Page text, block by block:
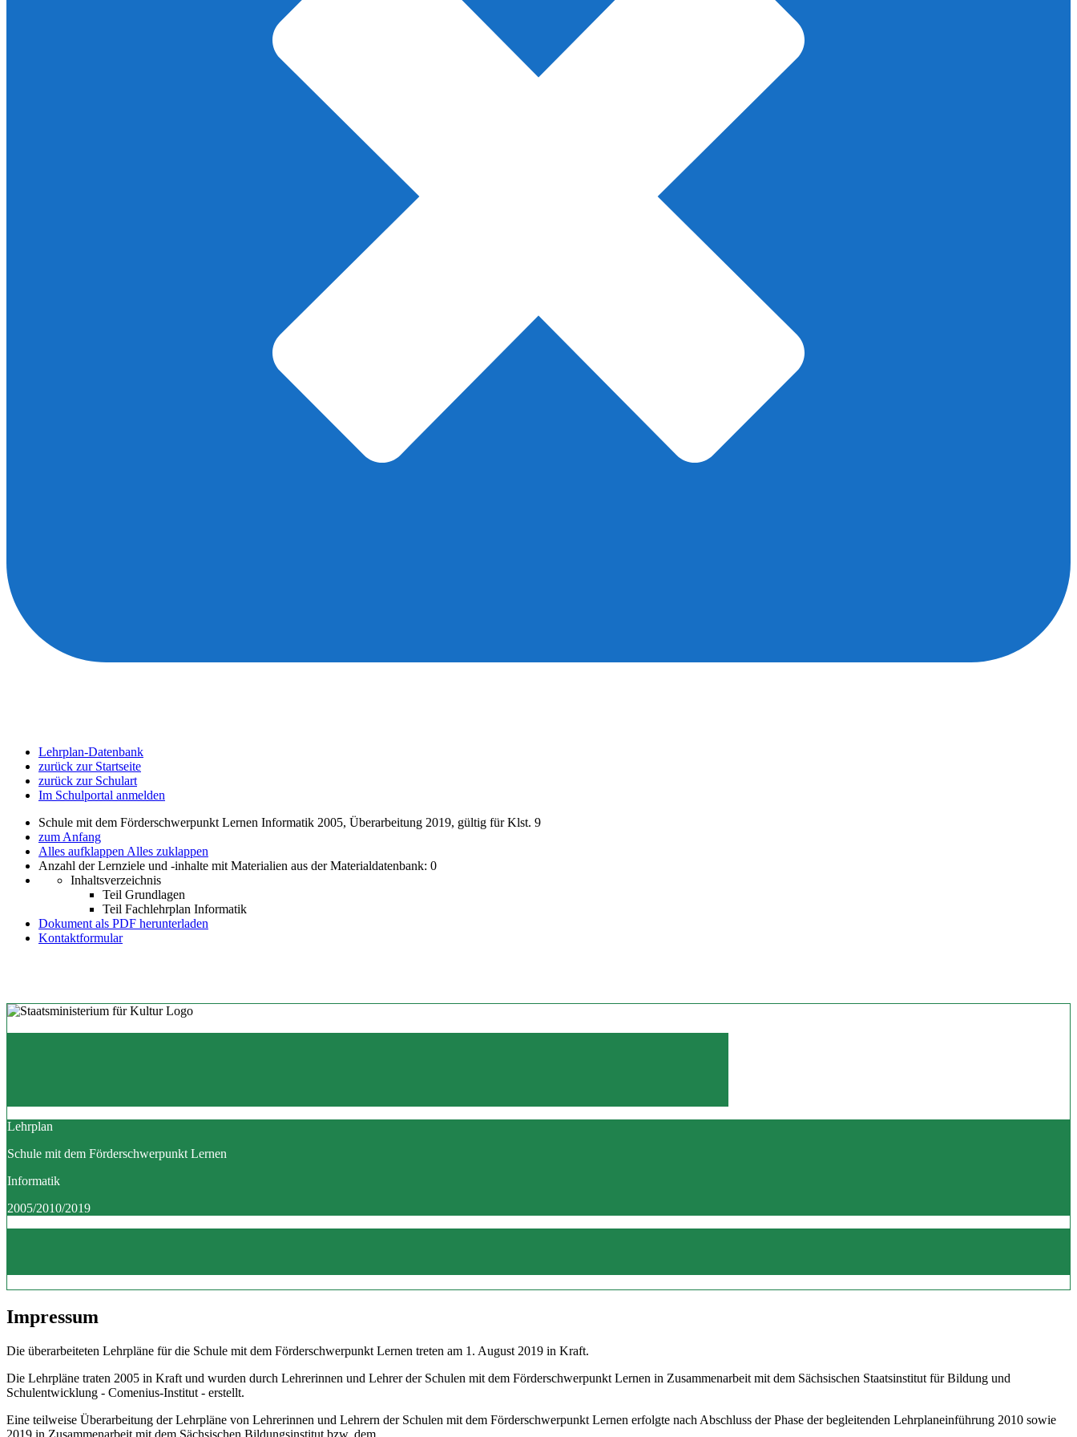
Lehrplan-Datenbank
zurück zur Startseite
zurück zur Schulart
Im Schulportal anmelden
Schule mit dem Förderschwerpunkt Lernen Informatik 2005, Überarbeitung 2019, gültig für Klst. 9
zum Anfang
Alles aufklappen Alles zuklappen
Anzahl der Lernziele und -inhalte mit Materialien aus der Materialdatenbank: 0
Inhaltsverzeichnis
Teil Grundlagen
Teil Fachlehrplan Informatik
Dokument als PDF herunterladen
Kontaktformular
Lehrplan
Schule mit dem Förderschwerpunkt Lernen
Informatik
2005/2010/2019
Impressum
Die überarbeiteten Lehrpläne für die Schule mit dem Förderschwerpunkt Lernen treten am 1. August 2019 in Kraft.
Die Lehrpläne traten 2005 in Kraft und wurden durch Lehrerinnen und Lehrer der Schulen mit dem Förderschwerpunkt Lernen in Zusammenarbeit mit dem Sächsischen Staatsinstitut für Bildung und
Schulentwicklung - Comenius-Institut - erstellt.
Eine teilweise Überarbeitung der Lehrpläne von Lehrerinnen und Lehrern der Schulen mit dem Förderschwerpunkt Lernen erfolgte nach Abschluss der Phase der begleitenden Lehrplaneinführung 2010 sowie
2019 in Zusammenarbeit mit dem Sächsischen Bildungsinstitut bzw. dem